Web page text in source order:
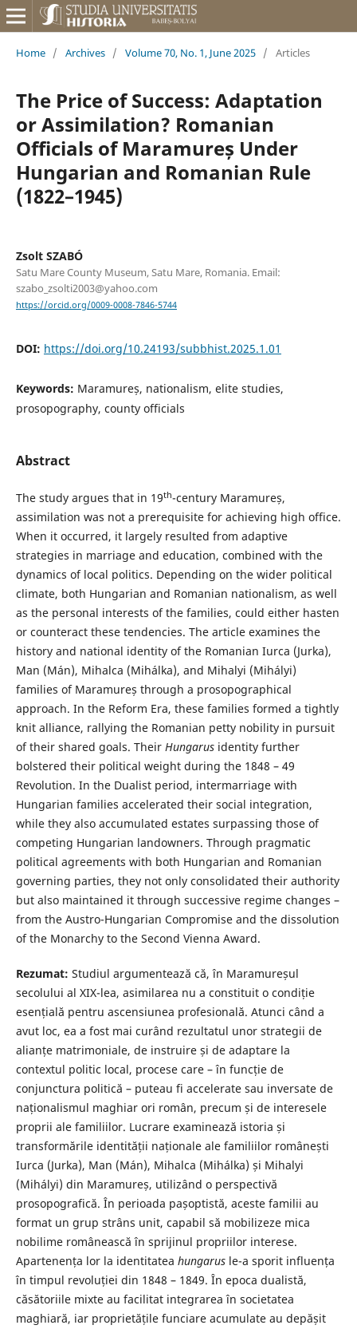
Home / Archives / Volume 70, No. 1, June 2025 / Articles
The Price of Success: Adaptation
or Assimilation? Romanian
Officials of Maramureș Under
Hungarian and Romanian Rule
(1822–1945)
Zsolt SZABÓ
Satu Mare County Museum, Satu Mare, Romania. Email:
szabo_zsolti2003@yahoo.com
https://orcid.org/0009-0008-7846-5744
DOI: https://doi.org/10.24193/subbhist.2025.1.01
Keywords: Maramureș, nationalism, elite studies,
prosopography, county officials
Abstract
The study argues that in 19th-century Maramureș,
assimilation was not a prerequisite for achieving high office.
When it occurred, it largely resulted from adaptive
strategies in marriage and education, combined with the
dynamics of local politics. Depending on the wider political
climate, both Hungarian and Romanian nationalism, as well
as the personal interests of the families, could either hasten
or counteract these tendencies. The article examines the
history and national identity of the Romanian Iurca (Jurka),
Man (Mán), Mihalca (Mihálka), and Mihalyi (Mihályi)
families of Maramureș through a prosopographical
approach. In the Reform Era, these families formed a tightly
knit alliance, rallying the Romanian petty nobility in pursuit
of their shared goals. Their Hungarusidentity further
bolstered their political weight during the 1848 – 49
Revolution. In the Dualist period, intermarriage with
Hungarian families accelerated their social integration,
while they also accumulated estates surpassing those of
competing Hungarian landowners. Through pragmatic
political agreements with both Hungarian and Romanian
governing parties, they not only consolidated their authority
but also maintained it through successive regime changes –
from the Austro-Hungarian Compromise and the dissolution
of the Monarchy to the Second Vienna Award.
Rezumat: Studiul argumentează că, în Maramureșul
secolului al XIX-lea, asimilarea nu a constituit o condiție
esențială pentru ascensiunea profesională. Atunci când a
avut loc, ea a fost mai curând rezultatul unor strategii de
alianțe matrimoniale, de instruire și de adaptare la
contextul politic local, procese care – în funcție de
conjunctura politică – puteau fi accelerate sau inversate de
naționalismul maghiar ori român, precum și de interesele
proprii ale familiilor. Lucrare examinează istoria și
transformările identității naționale ale familiilor românești
Iurca (Jurka), Man (Mán), Mihalca (Mihálka) și Mihalyi
(Mihályi) din Maramureș, utilizând o perspectivă
prosopografică. În perioada pașoptistă, aceste familii au
format un grup strâns unit, capabil să mobilizeze mica
nobilime românească în sprijinul propriilor interese.
Apartenența lor la identitatea hungarusle-a sporit influența
în timpul revoluției din 1848 – 1849. În epoca dualistă,
căsătoriile mixte au facilitat integrarea în societatea
maghiară, iar proprietățile funciare acumulate au depășit